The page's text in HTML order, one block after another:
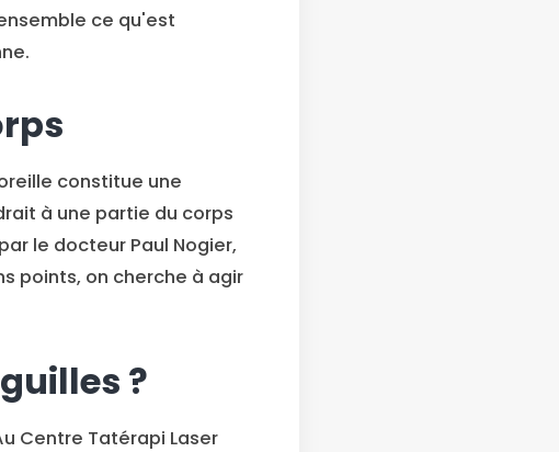
ce qu'est
constitue une
à une partie du corps
le docteur Paul Nogier,
points, on cherche à agir
?
Centre Tatérapi Laser